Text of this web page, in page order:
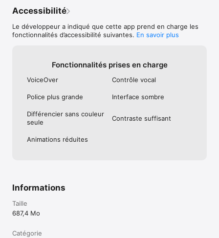
* EndNote est vendu séparément. L’intégration d’EndNote
requiert un module disponible auprès de l’assistance Apple.
Accessibilité
Le développeur a indiqué que cette app prend en charge les
fonctionnalités d’accessibilité suivantes. En savoir plus
Fonctionnalités prises en charge
VoiceOver Contrôle vocal
Police plus grande Interface sombre
Différencier sans couleur
seule
Contraste suffisant
Animations réduites
Informations
Taille
687,4 Mo
Catégorie